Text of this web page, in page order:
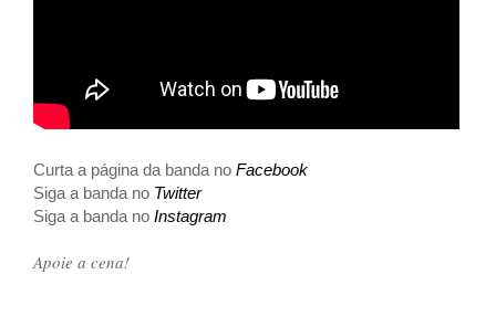
Curta a página da banda no Facebook
Siga a banda no Twitter
Siga a banda noInstagram
Apoie a cena!